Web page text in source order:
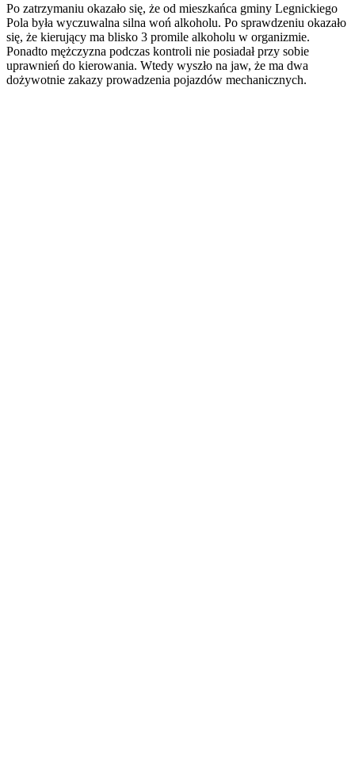
Po zatrzymaniu okazało się, że od mieszkańca gminy Legnickiego
Pola była wyczuwalna silna woń alkoholu. Po sprawdzeniu okazało
się, że kierujący ma blisko 3 promile alkoholu w organizmie.
Ponadto mężczyzna podczas kontroli nie posiadał przy sobie
uprawnień do kierowania. Wtedy wyszło na jaw, że ma dwa
dożywotnie zakazy prowadzenia pojazdów mechanicznych.